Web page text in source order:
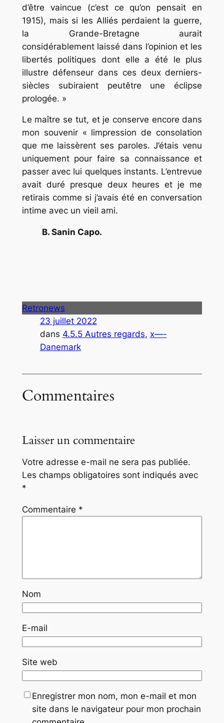
d’être vaincue (c’est ce qu’on pensait en
1915), mais si les Alliés perdaient la guerre,
la Grande-Bretagne aurait
considérablement laissé dans l’opinion et les
libertés politiques dont elle a été le plus
illustre défenseur dans ces deux derniers-
siècles subiraient peutêtre une éclipse
prologée. »
Le maître se tut, et je conserve encore dans
mon souvenir « limpression de consolation
que me laissèrent ses paroles. J’étais venu
uniquement pour faire sa connaissance et
passer avec lui quelques instants. L’entrevue
avait duré presque deux heures et je me
retirais comme si j’avais été en conversation
intime avec un vieil ami.
B. Sanin Capo.
Retronews
23 juillet 2022
dans 4.5.5 Autres regards, x—-
Danemark
Commentaires
Laisser un commentaire
Votre adresse e-mail ne sera pas publiée.
Les champs obligatoires sont indiqués avec
*
Commentaire *
Nom
E-mail
Site web
Enregistrer mon nom, mon e-mail et mon
site dans le navigateur pour mon prochain